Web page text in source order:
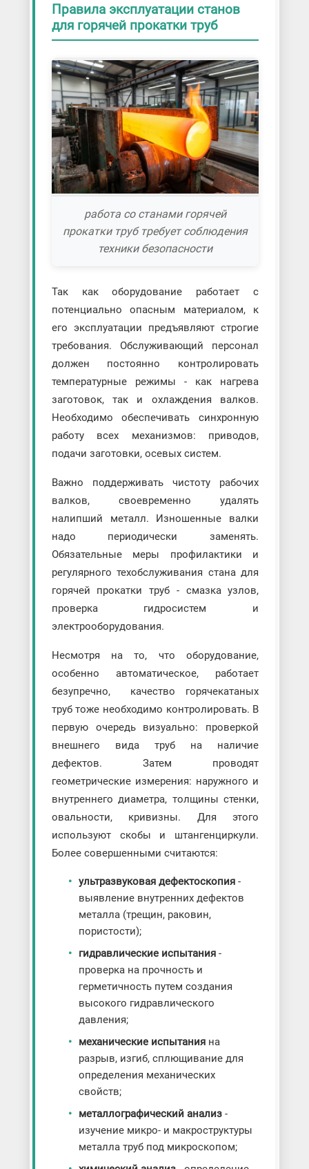
Правила эксплуатации станов
для горячей прокатки труб
работа со станами горячей
прокатки труб требует соблюдения
техники безопасности
Так как оборудование работает с
потенциально опасным материалом, к
его эксплуатации предъявляют строгие
требования. Обслуживающий персонал
должен постоянно контролировать
температурные режимы - как нагрева
заготовок, так и охлаждения валков.
Необходимо обеспечивать синхронную
работу всех механизмов: приводов,
подачи заготовки, осевых систем.
Важно поддерживать чистоту рабочих
валков, своевременно удалять
налипший металл. Изношенные валки
надо периодически заменять.
Обязательные меры профилактики и
регулярного техобслуживания стана для
горячей прокатки труб - смазка узлов,
проверка гидросистем и
электрооборудования.
Несмотря на то, что оборудование,
особенно автоматическое, работает
безупречно, качество горячекатаных
труб тоже необходимо контролировать. В
первую очередь визуально: проверкой
внешнего вида труб на наличие
дефектов. Затем проводят
геометрические измерения: наружного и
внутреннего диаметра, толщины стенки,
овальности, кривизны. Для этого
используют скобы и штангенциркули.
Более совершенными считаются:
ультразвуковая дефектоскопия-
выявление внутренних дефектов
металла (трещин, раковин,
пористости);
гидравлические испытания-
проверка на прочность и
герметичность путем создания
высокого гидравлического
давления;
механические испытанияна
разрыв, изгиб, сплющивание для
определения механических
свойств;
металлографический анализ-
изучение микро- и макроструктуры
металла труб под микроскопом;